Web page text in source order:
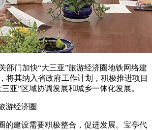
部门加快“大三亚”旅游经济圈地铁网络建
将其纳入省政府工作计划，积极推进项目
亚”区域协调发展和城乡一体化发展。
游经济圈
的建设需要积极整合，促进发展。宝亭代